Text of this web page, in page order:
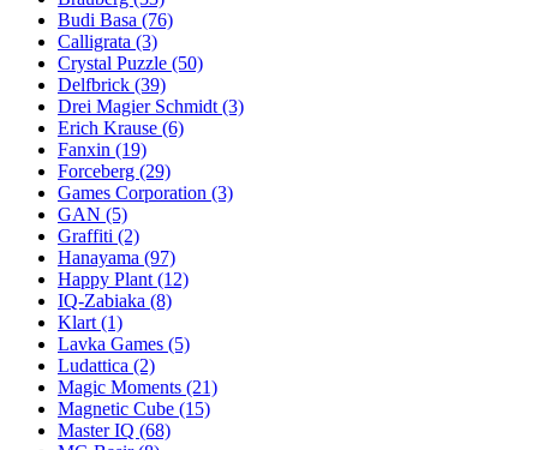
Budi Basa (76)
Calligrata (3)
Crystal Puzzle (50)
Delfbrick (39)
Drei Magier Schmidt (3)
Erich Krause (6)
Fanxin (19)
Forceberg (29)
Games Corporation (3)
GAN (5)
Graffiti (2)
Hanayama (97)
Happy Plant (12)
IQ-Zabiaka (8)
Klart (1)
Lavka Games (5)
Ludattica (2)
Magic Moments (21)
Magnetic Cube (15)
Master IQ (68)